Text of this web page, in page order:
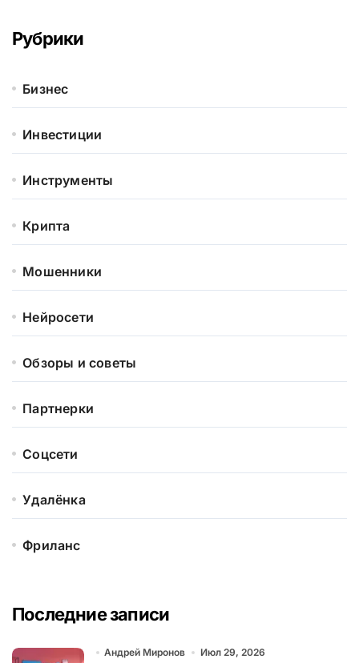
Рубрики
Бизнес
Инвестиции
Инструменты
Крипта
Мошенники
Нейросети
Обзоры и советы
Партнерки
Соцсети
Удалёнка
Фриланс
Последние записи
Андрей Миронов Июл 29, 2026